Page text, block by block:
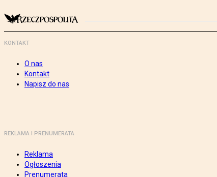
KONTAKT
O nas
Kontakt
Napisz do nas
REKLAMA I PRENUMERATA
Reklama
Ogłoszenia
Prenumerata